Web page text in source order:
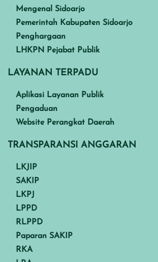
Mengenal Sidoarjo
Pemerintah Kabupaten Sidoarjo
Penghargaan
LHKPN Pejabat Publik
LAYANAN TERPADU
Aplikasi Layanan Publik
Pengaduan
Website Perangkat Daerah
TRANSPARANSI ANGGARAN
LKJIP
SAKIP
LKPJ
LPPD
RLPPD
Paparan SAKIP
RKA